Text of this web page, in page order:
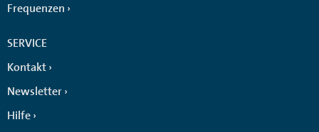
Frequenzen
SERVICE
Kontakt
Newsletter
Hilfe